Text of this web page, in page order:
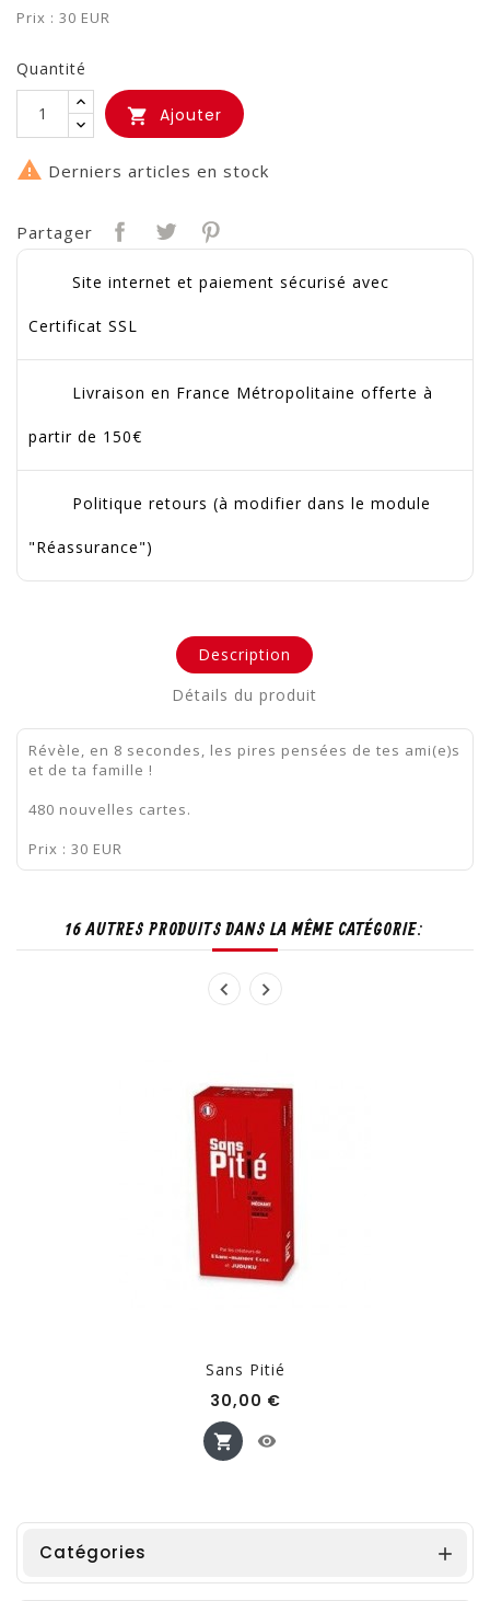
Prix : 30 EUR
Quantité
 Ajouter
 Derniers articles en stock
Partager
Site internet et paiement sécurisé avec
Certificat SSL
Livraison en France Métropolitaine offerte à
partir de 150€
Politique retours (à modifier dans le module
"Réassurance")
Description
Détails du produit
Révèle, en 8 secondes, les pires pensées de tes ami(e)s
et de ta famille !
480 nouvelles cartes.
Prix : 30 EUR
16 AUTRES PRODUITS DANS LA MÊME CATÉGORIE:
Sans Pitié
30,00 €Prix
Catégories 